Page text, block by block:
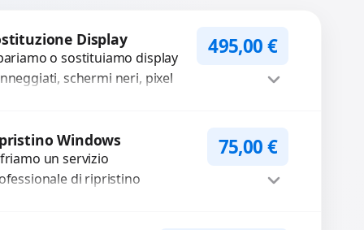
Display
o sostituiamo display
schermi neri, pixel
sbiaditi,...
495,00€
Windows
un servizio
di ripristino
75,00€